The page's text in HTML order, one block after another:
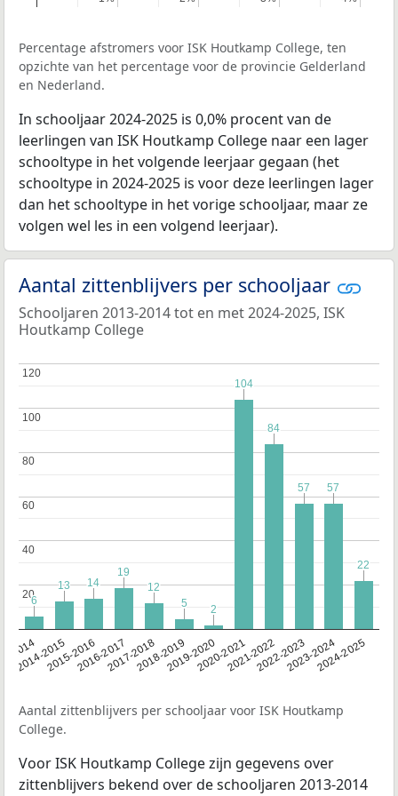
Percentage afstromers voor ISK Houtkamp College, ten
opzichte van het percentage voor de provincie Gelderland
en Nederland.
In schooljaar 2024-2025 is 0,0% procent van de
leerlingen van ISK Houtkamp College naar een lager
schooltype in het volgende leerjaar gegaan (het
schooltype in 2024-2025 is voor deze leerlingen lager
dan het schooltype in het vorige schooljaar, maar ze
volgen wel les in een volgend leerjaar).
Aantal zittenblijvers per schooljaar
Schooljaren 2013-2014 tot en met 2024-2025, ISK
Houtkamp College
2014
2014-20152015-20162016-20172017-20182018-20192019-20202020-20212021-20222022-20232023-20242024-2025
20
20
40
40
60
60
80
80
100
100
120
120
6
6
13
13 14
14
19
19
12
12
5
5 2
2
104
104
84
84
57
57 57
57
22
22
Aantal zittenblijvers per schooljaar voor ISK Houtkamp
College.
Voor ISK Houtkamp College zijn gegevens over
zittenblijvers bekend over de schooljaren 2013-2014